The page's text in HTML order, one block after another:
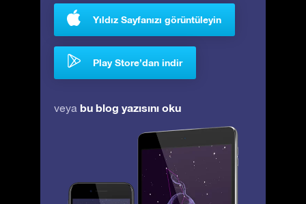
Yıldız Sayfanızı görüntüleyin
Play Store’dan indir
veya bu blog yazısını oku